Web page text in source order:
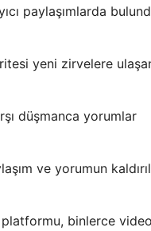
paylaşımlarda
yeni zirvelere
düşmanca yorumlar
ve yorumun
binlerce